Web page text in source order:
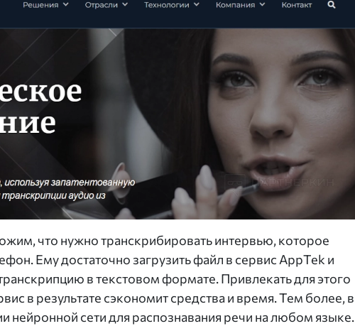
что нужно транскрибировать интервью, которое
Ему достаточно загрузить файл в сервис AppTek и
в текстовом формате. Привлекать для этого
в результате сэкономит средства и время. Тем более, в
нейронной сети для распознавания речи на любом языке.